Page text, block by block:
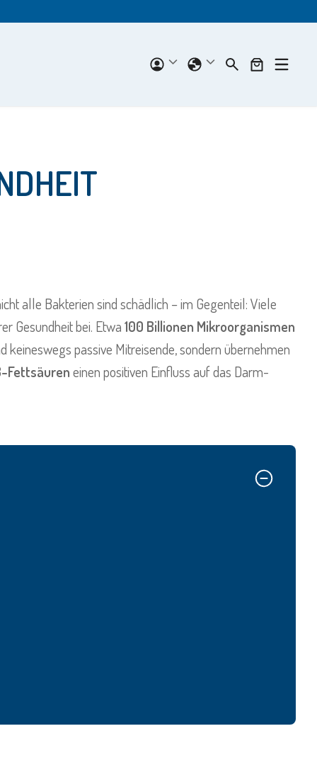
alle Bakterien sind schädlich – im Gegenteil: Viele
Gesundheit bei. Etwa100 Billionen Mikroorganismen
keineswegs passive Mitreisende, sondern übernehmen
Fettsäureneinen positiven Einfluss auf das Darm-